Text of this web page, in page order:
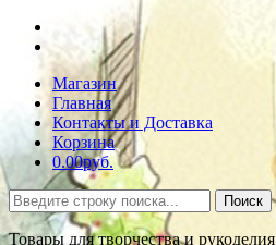
Магазин
Главная
Контакты и Доставка
Корзина
0.00руб.
Поиск
Товары для творчества и рукоделия